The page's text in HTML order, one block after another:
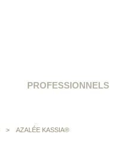
PROFESSIONNELS
> AZALÉE KASSIA®